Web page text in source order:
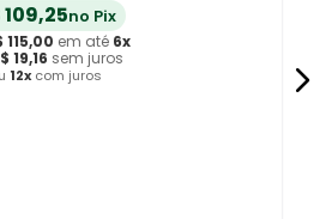
109,25no Pix
115,00 em até 6x
19,16 sem juros
12x com juros